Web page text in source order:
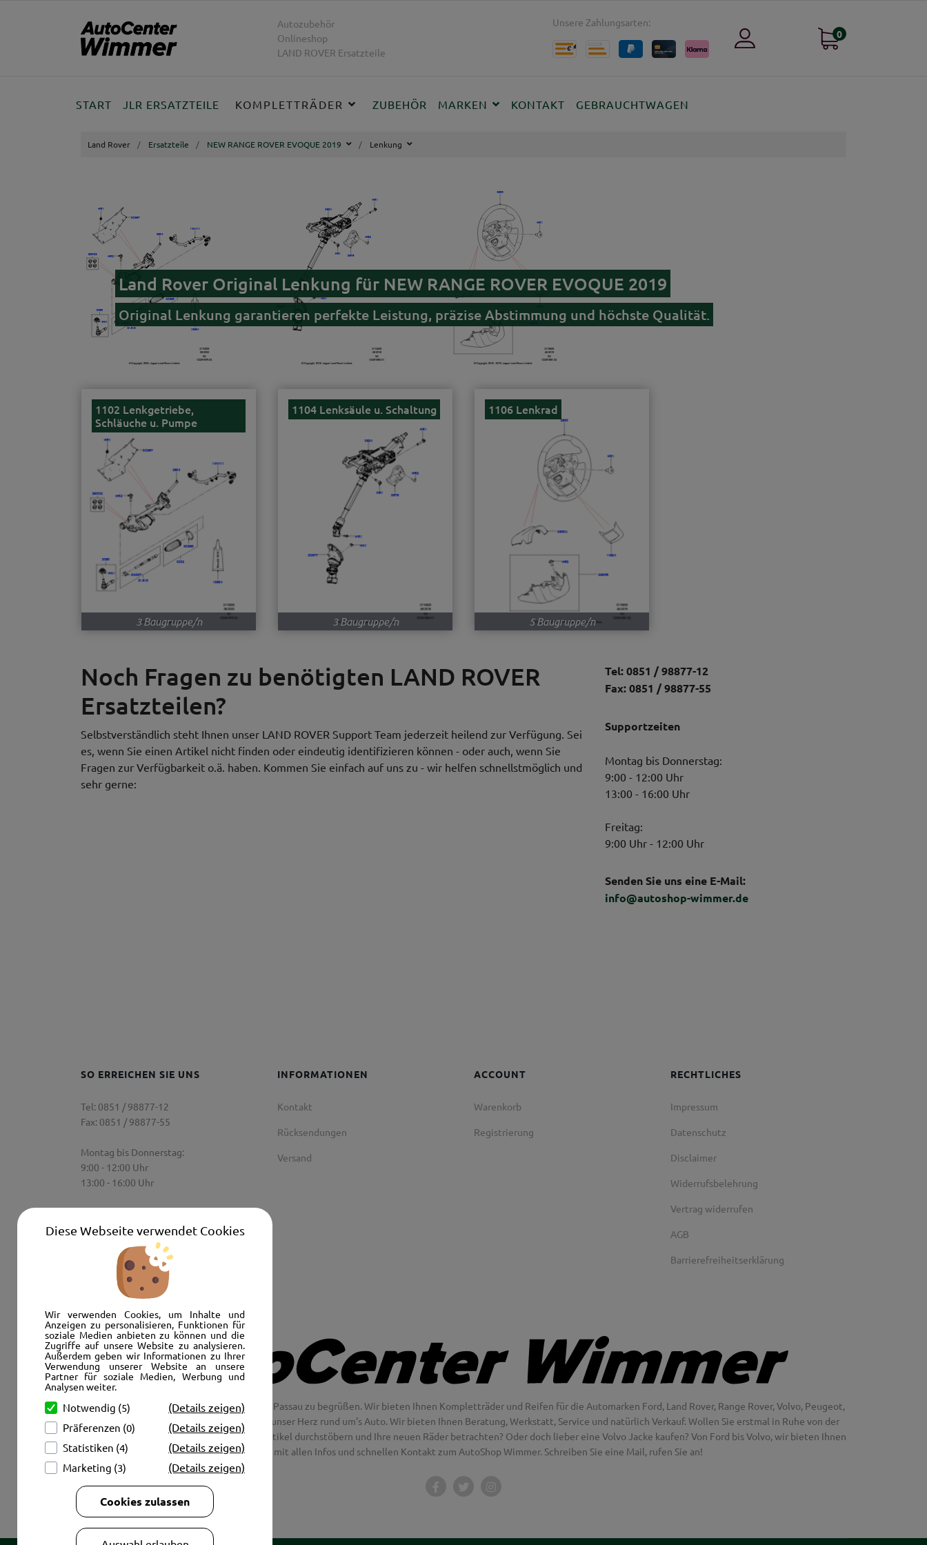
Diese Webseite verwendet Cookies
Wir verwenden Cookies, um Inhalte und
Anzeigen zu personalisieren, Funktionen für
soziale Medien anbieten zu können und die
Zugriffe auf unsere Website zu analysieren.
Außerdem geben wir Informationen zu Ihrer
Verwendung unserer Website an unsere
Partner für soziale Medien, Werbung und
Analysen weiter.
Notwendig (5) (Details zeigen)
Präferenzen (0) (Details zeigen)
Statistiken (4) (Details zeigen)
Marketing (3) (Details zeigen)
Cookies zulassen
Autozubehör
Onlineshop
LAND ROVER Ersatzteile
Unsere Zahlungsarten:
0
START JLR ERSATZTEILE KOMPLETTRÄDER ZUBEHÖR MARKEN KONTAKT GEBRAUCHTWAGEN
Land Rover Ersatzteile NEW RANGE ROVER EVOQUE 2019 Lenkung
Land Rover Original Lenkung für NEW RANGE ROVER EVOQUE 2019
Original Lenkung garantieren perfekte Leistung, präzise Abstimmung und höchste Qualität.
1102 Lenkgetriebe,
Schläuche u. Pumpe
3 Baugruppe/n
1104 Lenksäule u. Schaltung
3 Baugruppe/n
1106 Lenkrad
5 Baugruppe/n
Noch Fragen zu benötigten LAND ROVER
Ersatzteilen?
Selbstverständlich steht Ihnen unser LAND ROVER Support Team jederzeit heilend zur Verfügung. Sei
es, wenn Sie einen Artikel nicht finden oder eindeutig identifizieren können - oder auch, wenn Sie
Fragen zur Verfügbarkeit o.ä. haben. Kommen Sie einfach auf uns zu - wir helfen schnellstmöglich und
sehr gerne:
Tel: 0851 / 98877-12
Fax: 0851 / 98877-55
Supportzeiten
Montag bis Donnerstag:
9:00 - 12:00 Uhr
13:00 - 16:00 Uhr
Freitag:
9:00 Uhr - 12:00 Uhr
Senden Sie uns eine E-Mail:
info@autoshop-wimmer.de
SO ERREICHEN SIE UNS
Tel: 0851 / 98877-12
Fax: 0851 / 98877-55
Montag bis Donnerstag:
9:00 - 12:00 Uhr
13:00 - 16:00 Uhr
9:00 Uhr - 12:00 Uhr
Senden Sie uns eine E-Mail:
info@autoshop-wimmer.de
INFORMATIONEN
Kontakt
Rücksendungen
Versand
ACCOUNT
Warenkorb
Registrierung
RECHTLICHES
Impressum
Datenschutz
Disclaimer
Widerrufsbelehrung
Vertrag widerrufen
AGB
Barrierefreiheitserklärung
Wir freuen uns, Sie im AutoShop Wimmer in Passau zu begrüßen. Wir bieten Ihnen Kompletträder und Reifen für die Automarken Ford, Land Rover, Range Rover, Volvo, Peugeot,
Jaguar und Citroen. Hier in Passau schlägt unser Herz rund um’s Auto. Wir bieten Ihnen Beratung, Werkstatt, Service und natürlich Verkauf. Wollen Sie erstmal in Ruhe von der
Couch aus unsere Räder und Merchandise Artikel durchstöbern und Ihre neuen Räder betrachten? Oder doch lieber eine Volvo Jacke kaufen? Von Ford bis Volvo, wir bieten Ihnen
tolle Fotos mit allen Infos und schnellen Kontakt zum AutoShop Wimmer. Schreiben Sie eine Mail, rufen Sie an!